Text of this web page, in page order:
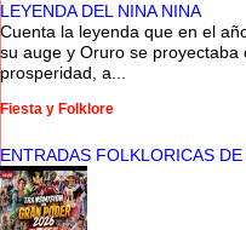
LEYENDA DEL NINA NINA
Cuenta la leyenda que en el
su auge y Oruro se
prosperidad, a...
Fiesta y Folklore
ENTRADAS FOLKLORICAS